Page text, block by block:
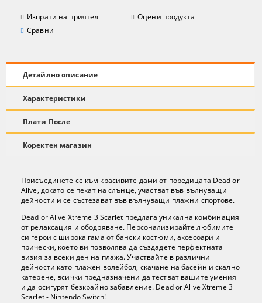
Изпрати на приятел
Оцени продукта
Сравни
Детайлно описание
Характеристики
Плати После
Коректен магазин
Присъединете се към красивите дами от поредицата Dead or
Alive, докато се пекат на слънце, участват във вълнуващи
дейности и се състезават във вълнуващи плажни спортове.
Dead or Alive Xtreme 3 Scarlet предлага уникална комбинация
от релаксация и ободряване. Персонализирайте любимите
си герои с широка гама от бански костюми, аксесоари и
прически, което ви позволява да създадете перфектната
визия за всеки ден на плажа. Участвайте в различни
дейности като плажен волейбол, скачане на басейн и скално
катерене, всички предназначени да тестват вашите умения
и да осигурят безкрайно забавление. Dead or Alive Xtreme 3
Scarlet - Nintendo Switch!